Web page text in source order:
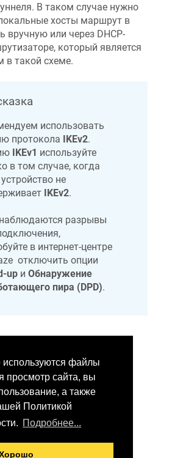
используются файлы
просмотр сайта, вы
а также
Политикой
Подробнее...
В таком случае нужно
хосты маршрут в
вручную или через DHCP-
который является
в такой схеме.
использовать
протокола IKEv2.
IKEv1 используйте
в том случае, когда
не
IKEv2.
разрывы
в интернет-центре
отключить опции
up и Обнаружение
пира (DPD).
оставить отзыв?
здесь, чтобы
правки.